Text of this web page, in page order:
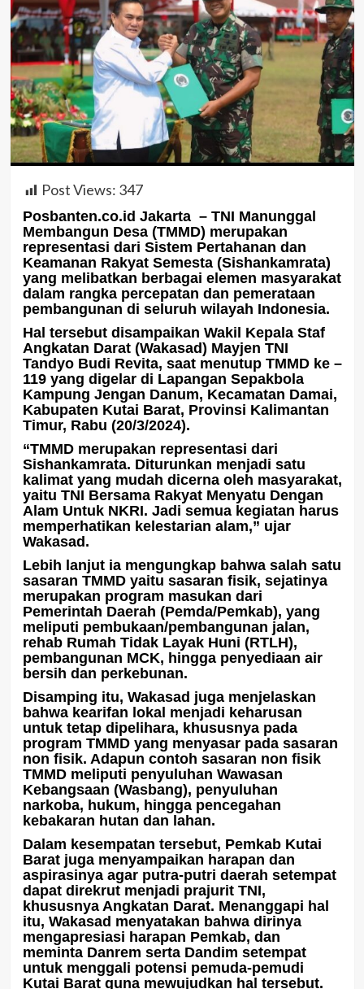
Post Views: 347
Posbanten.co.id Jakarta – TNI Manunggal
Membangun Desa (TMMD) merupakan
representasi dari Sistem Pertahanan dan
Keamanan Rakyat Semesta (Sishankamrata)
yang melibatkan berbagai elemen masyarakat
dalam rangka percepatan dan pemerataan
pembangunan di seluruh wilayah Indonesia.
Hal tersebut disampaikan Wakil Kepala Staf
Angkatan Darat (Wakasad) Mayjen TNI
Tandyo Budi Revita, saat menutup TMMD ke –
119 yang digelar di Lapangan Sepakbola
Kampung Jengan Danum, Kecamatan Damai,
Kabupaten Kutai Barat, Provinsi Kalimantan
Timur, Rabu (20/3/2024).
“TMMD merupakan representasi dari
Sishankamrata. Diturunkan menjadi satu
kalimat yang mudah dicerna oleh masyarakat,
yaitu TNI Bersama Rakyat Menyatu Dengan
Alam Untuk NKRI. Jadi semua kegiatan harus
memperhatikan kelestarian alam,” ujar
Wakasad.
Lebih lanjut ia mengungkap bahwa salah satu
sasaran TMMD yaitu sasaran fisik, sejatinya
merupakan program masukan dari
Pemerintah Daerah (Pemda/Pemkab), yang
meliputi pembukaan/pembangunan jalan,
rehab Rumah Tidak Layak Huni (RTLH),
pembangunan MCK, hingga penyediaan air
bersih dan perkebunan.
Disamping itu, Wakasad juga menjelaskan
bahwa kearifan lokal menjadi keharusan
untuk tetap dipelihara, khususnya pada
program TMMD yang menyasar pada sasaran
non fisik. Adapun contoh sasaran non fisik
TMMD meliputi penyuluhan Wawasan
Kebangsaan (Wasbang), penyuluhan
narkoba, hukum, hingga pencegahan
kebakaran hutan dan lahan.
Dalam kesempatan tersebut, Pemkab Kutai
Barat juga menyampaikan harapan dan
aspirasinya agar putra-putri daerah setempat
dapat direkrut menjadi prajurit TNI,
khususnya Angkatan Darat. Menanggapi hal
itu, Wakasad menyatakan bahwa dirinya
mengapresiasi harapan Pemkab, dan
meminta Danrem serta Dandim setempat
untuk menggali potensi pemuda-pemudi
Kutai Barat guna mewujudkan hal tersebut.